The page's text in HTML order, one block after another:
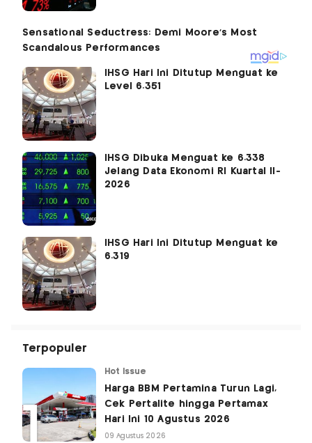
IHSG Hari Ini Ditutup Menguat ke
Level 6.351
IHSG Dibuka Menguat ke 6.338
Jelang Data Ekonomi RI Kuartal II-
2026
IHSG Hari Ini Ditutup Menguat ke
6.319
Terpopuler
Hot Issue
Harga BBM Pertamina Turun Lagi,
Cek Pertalite hingga Pertamax
Hari Ini 10 Agustus 2026
09 Agustus 2026